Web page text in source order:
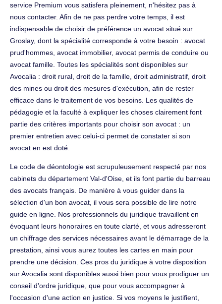
service Premium vous satisfera pleinement, n'hésitez pas à
nous contacter. Afin de ne pas perdre votre temps, il est
indispensable de choisir de préférence un avocat situé sur
Groslay, dont la spécialité corresponde à votre besoin : avocat
prud'hommes, avocat immobilier, avocat permis de conduire ou
avocat famille. Toutes les spécialités sont disponibles sur
Avocalia : droit rural, droit de la famille, droit administratif, droit
des mines ou droit des mesures d'exécution, afin de rester
efficace dans le traitement de vos besoins. Les qualités de
pédagogie et la faculté à expliquer les choses clairement font
partie des critères importants pour choisir son avocat : un
premier entretien avec celui-ci permet de constater si son
avocat en est doté.
Le code de déontologie est scrupuleusement respecté par nos
cabinets du département Val-d'Oise, et ils font partie du barreau
des avocats français. De manière à vous guider dans la
sélection d'un bon avocat, il vous sera possible de lire notre
guide en ligne. Nos professionnels du juridique travaillent en
évoquant leurs honoraires en toute clarté, et vous adresseront
un chiffrage des services nécessaires avant le démarrage de la
prestation, ainsi vous aurez toutes les cartes en main pour
prendre une décision. Ces pros du juridique à votre disposition
sur Avocalia sont disponibles aussi bien pour vous prodiguer un
conseil d'ordre juridique, que pour vous accompagner à
l'occasion d'une action en justice. Si vos moyens le justifient,